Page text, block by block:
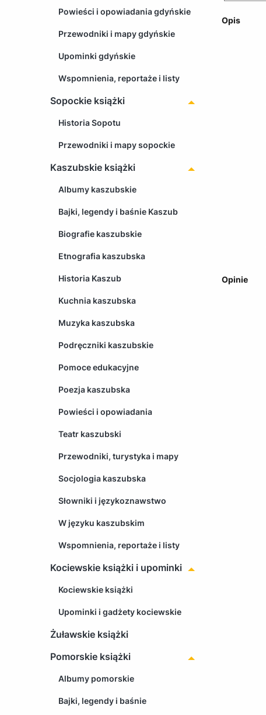
Powieści i opowiadania gdyńskie
Przewodniki i mapy gdyńskie
Upominki gdyńskie
Wspomnienia, reportaże i listy
Sopockie książki
Historia Sopotu
Przewodniki i mapy sopockie
Kaszubskie książki
Albumy kaszubskie
Bajki, legendy i baśnie Kaszub
Biografie kaszubskie
Etnografia kaszubska
Historia Kaszub
Kuchnia kaszubska
Muzyka kaszubska
Podręczniki kaszubskie
Pomoce edukacyjne
Poezja kaszubska
Powieści i opowiadania
Teatr kaszubski
Przewodniki, turystyka i mapy
Socjologia kaszubska
Słowniki i językoznawstwo
W języku kaszubskim
Wspomnienia, reportaże i listy
Kociewskie książki i upominki
Kociewskie książki
Upominki i gadżety kociewskie
Żuławskie książki
Pomorskie książki
Albumy pomorskie
Bajki, legendy i baśnie
Opis
Opinie